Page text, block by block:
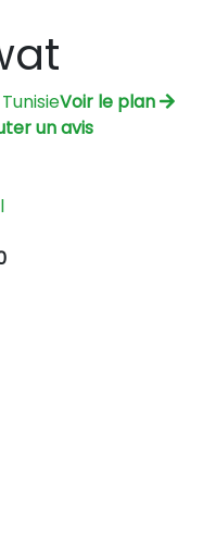
Voir le plan
un avis